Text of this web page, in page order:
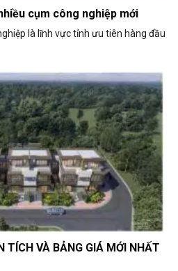
cụm công nghiệp mới
là lĩnh vực tỉnh ưu tiên hàng đầu
TÍCH VÀ BẢNG GIÁ MỚI NHẤT